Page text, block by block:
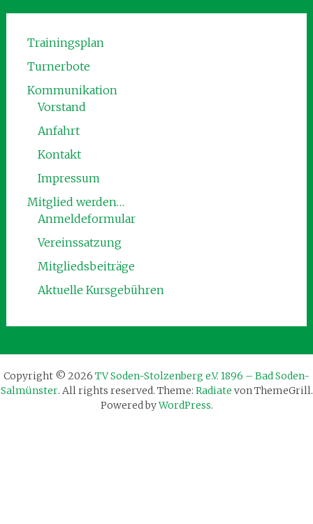
Trainingsplan
Turnerbote
Kommunikation
Vorstand
Anfahrt
Kontakt
Impressum
Mitglied werden…
Anmeldeformular
Vereinssatzung
Mitgliedsbeiträge
Aktuelle Kursgebühren
Copyright © 2026 TV Soden-Stolzenberg e.V. 1896 – Bad Soden-
Salmünster. All rights reserved. Theme: Radiate von ThemeGrill.
Powered byWordPress.